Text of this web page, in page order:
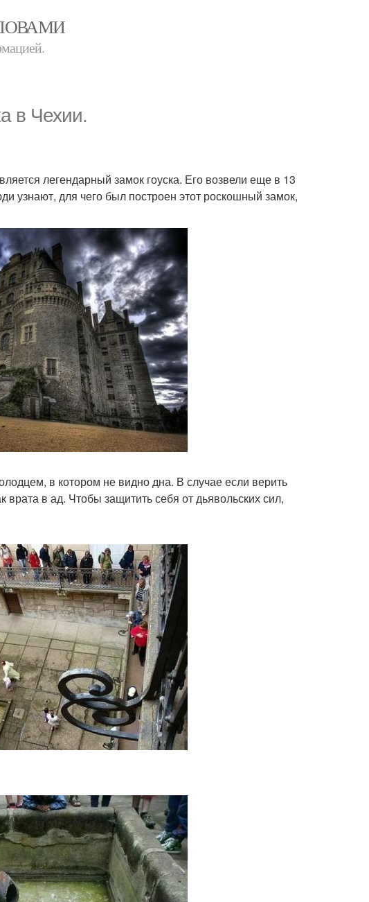
в Чехии.
легендарный замок гоуска. Его возвели еще в 13
узнают, для чего был построен этот роскошный замок,
в котором не видно дна. В случае если верить
в ад. Чтобы защитить себя от дьявольских сил,